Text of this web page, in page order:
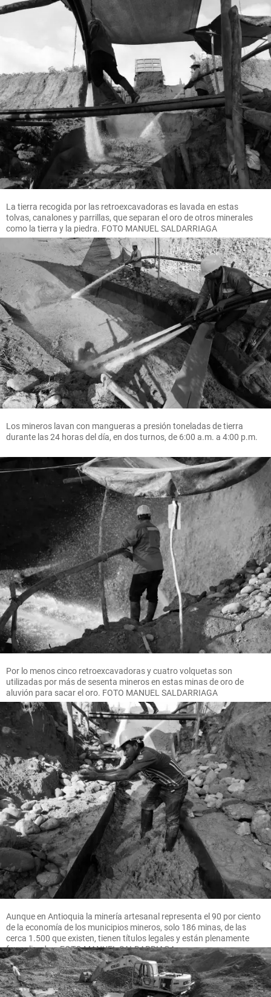
La tierra recogida por las retroexcavadoras es lavada en estas
tolvas, canalones y parrillas, que separan el oro de otros minerales
como la tierra y la piedra. FOTO MANUEL SALDARRIAGA
Los mineros lavan con mangueras a presión toneladas de tierra
durante las 24 horas del día, en dos turnos, de 6:00 a.m. a 4:00 p.m.
Por lo menos cinco retroexcavadoras y cuatro volquetas son
utilizadas por más de sesenta mineros en estas minas de oro de
aluvión para sacar el oro. FOTO MANUEL SALDARRIAGA
Aunque en Antioquia la minería artesanal representa el 90 por ciento
de la economía de los municipios mineros, solo 186 minas, de las
cerca 1.500 que existen, tienen títulos legales y están plenamente
formalizadas. FOTO MANUEL SALDARRIAGA